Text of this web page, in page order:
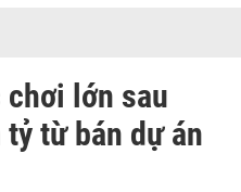
chơi lớn sau
từ bán dự án